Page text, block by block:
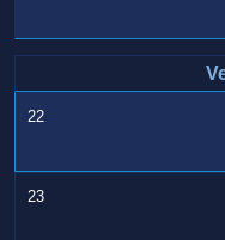
22
23